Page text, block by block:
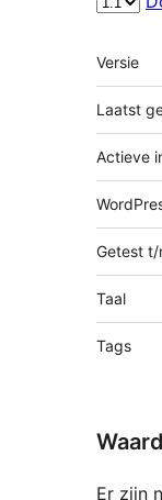
Meta
Versie
Laatst
Actieve
Getest t/
Taal
Tags
Er zijn